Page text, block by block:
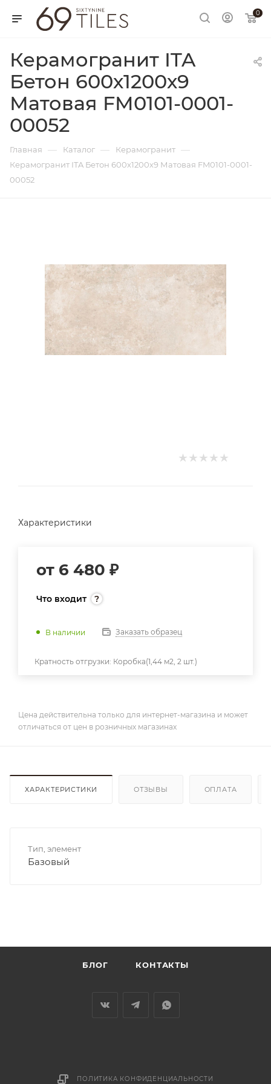
0
Керамогранит ITA
Бетон 600х1200х9
Матовая FM0101-0001-
00052
Главная — Каталог — Керамогранит —
Керамогранит ITA Бетон 600х1200х9 Матовая FM0101-0001-
00052
Характеристики
от 6 480 ₽
Что входит
В наличии Заказать образец
Кратность отгрузки: Коробка(1,44 м2, 2 шт.)
Цена действительна только для интернет-магазина и может
отличаться от цен в розничных магазинах
ХАРАКТЕРИСТИКИ ОТЗЫВЫ ОПЛАТА
Тип, элемент
Базовый
БЛОГ КОНТАКТЫ
ПОЛИТИКА КОНФИДЕНЦИАЛЬНОСТИ